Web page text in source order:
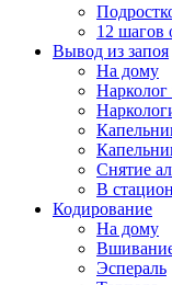
12 шагов
Вывод из запоя
На дому
Снятие
В
Кодирование
На дому
Эспераль